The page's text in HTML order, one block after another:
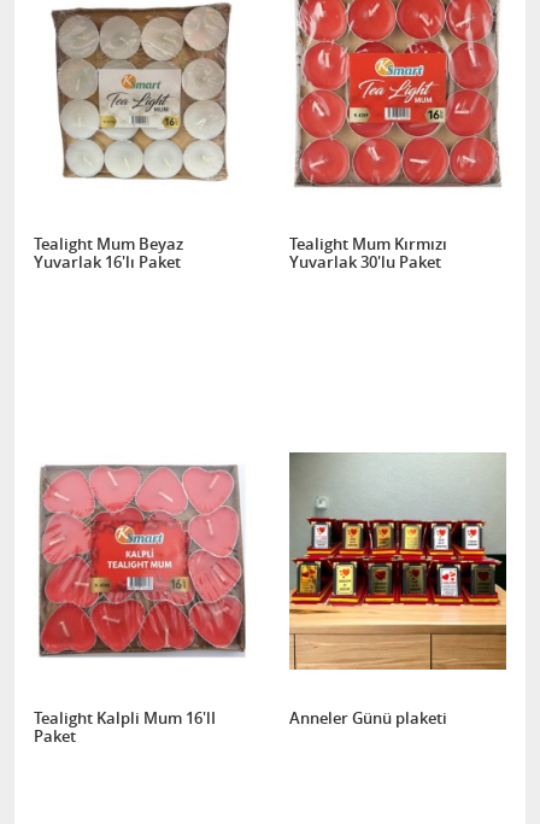
Tealight Mum Beyaz
Yuvarlak 16'lı Paket
Tealight Mum Kırmızı
Yuvarlak 30'lu Paket
Tealight Kalpli Mum 16'lI
Paket
Anneler Günü plaketi